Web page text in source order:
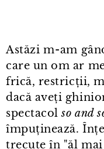
Astăzi m⁠-⁠am
care un om ar
frică, restricții,
dacă aveți
spectacolso and
împuținează.
trecute în "ăl